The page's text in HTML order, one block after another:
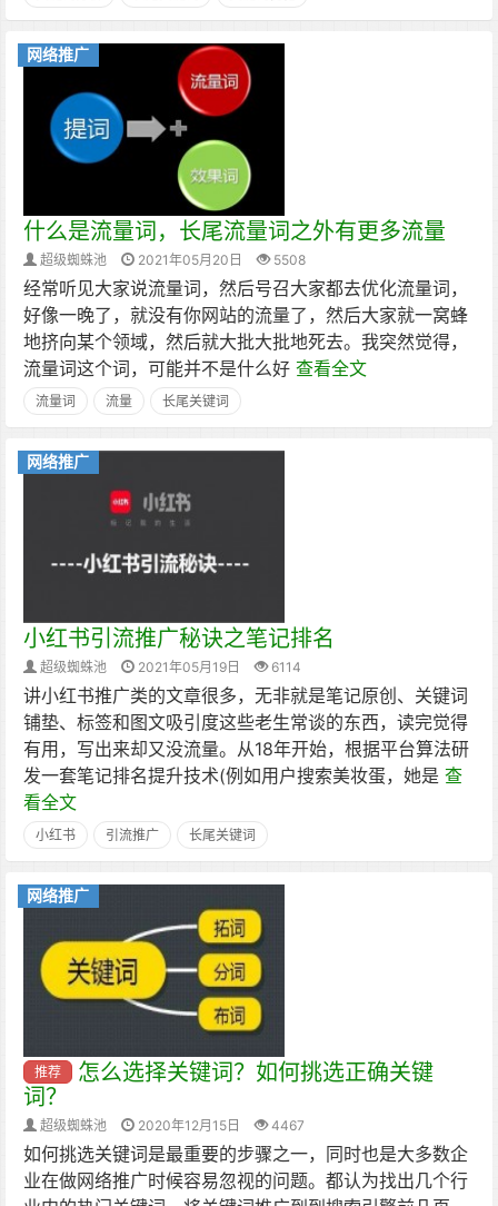
网络推广
什么是流量词，长尾流量词之外有更多流量
超级蜘蛛池 2021年05月20日 5508
经常听见大家说流量词，然后号召大家都去优化流量词，
好像一晚了，就没有你网站的流量了，然后大家就一窝蜂
地挤向某个领域，然后就大批大批地死去。我突然觉得，
流量词这个词，可能并不是什么好 查看全文
流量词 流量 长尾关键词
网络推广
小红书引流推广秘诀之笔记排名
超级蜘蛛池 2021年05月19日 6114
讲小红书推广类的文章很多，无非就是笔记原创、关键词
铺垫、标签和图文吸引度这些老生常谈的东西，读完觉得
有用，写出来却又没流量。从18年开始，根据平台算法研
发一套笔记排名提升技术(例如用户搜索美妆蛋，她是 查
看全文
小红书 引流推广 长尾关键词
网络推广
推荐
怎么选择关键词？如何挑选正确关键
词？
超级蜘蛛池 2020年12月15日 4467
如何挑选关键词是最重要的步骤之一，同时也是大多数企
业在做网络推广时候容易忽视的问题。都认为找出几个行